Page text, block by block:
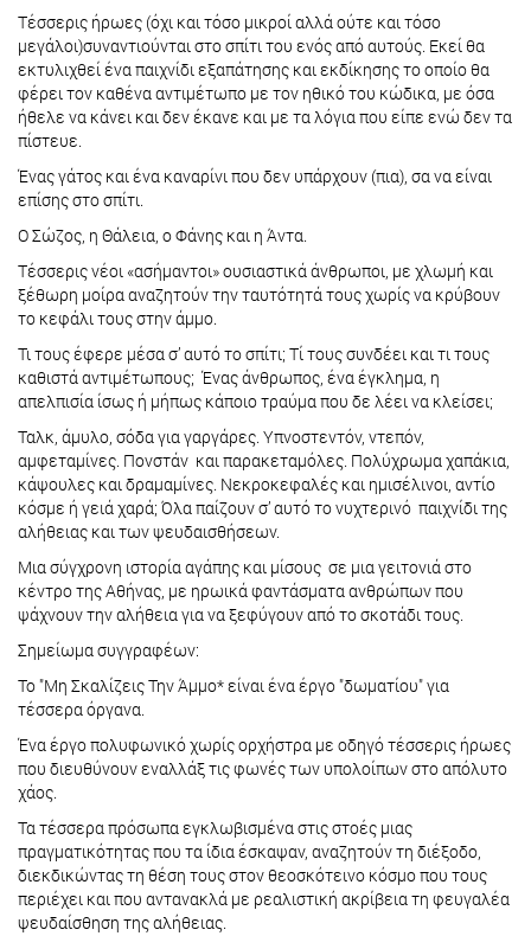
Τέσσερις ήρωες (όχι και τόσο μικροί αλλά ούτε και τόσο
μεγάλοι)συναντιούνται στο σπίτι του ενός από αυτούς. Εκεί θα
εκτυλιχθεί ένα παιχνίδι εξαπάτησης και εκδίκησης το οποίο θα
φέρει τον καθένα αντιμέτωπο με τον ηθικό του κώδικα, με όσα
ήθελε να κάνει και δεν έκανε και με τα λόγια που είπε ενώ δεν τα
πίστευε.
Ένας γάτος και ένα καναρίνι που δεν υπάρχουν (πια), σα να είναι
επίσης στο σπίτι.
Ο Σώζος, η Θάλεια, ο Φάνης και η Άντα.
Τέσσερις νέοι «ασήμαντοι» ουσιαστικά άνθρωποι, με χλωμή και
ξέθωρη μοίρα αναζητούν την ταυτότητά τους χωρίς να κρύβουν
το κεφάλι τους στην άμμο.
Τι τους έφερε μέσα σ’ αυτό το σπίτι; Τί τους συνδέει και τι τους
καθιστά αντιμέτωπους; Ένας άνθρωπος, ένα έγκλημα, η
απελπισία ίσως ή μήπως κάποιο τραύμα που δε λέει να κλείσει;
Ταλκ, άμυλο, σόδα για γαργάρες. Υπνοστεντόν, ντεπόν,
αμφεταμίνες. Πονστάν και παρακεταμόλες. Πολύχρωμα χαπάκια,
κάψουλες και δραμαμίνες. Νεκροκεφαλές και ημισέλινοι, αντίο
κόσμε ή γειά χαρά; Όλα παίζουν σ’ αυτό το νυχτερινό παιχνίδι της
αλήθειας και των ψευδαισθήσεων.
Μια σύγχρονη ιστορία αγάπης και μίσους σε μια γειτονιά στο
κέντρο της Αθήνας, με ηρωικά φαντάσματα ανθρώπων που
ψάχνουν την αλήθεια για να ξεφύγουν από το σκοτάδι τους.
Σημείωμα συγγραφέων:
Το "Μη Σκαλίζεις Την Άμμο* είναι ένα έργο "δωματίου" για
τέσσερα όργανα.
Ένα έργο πολυφωνικό χωρίς ορχήστρα με οδηγό τέσσερις ήρωες
που διευθύνουν εναλλάξ τις φωνές των υπολοίπων στο απόλυτο
χάος.
Τα τέσσερα πρόσωπα εγκλωβισμένα στις στοές μιας
πραγματικότητας που τα ίδια έσκαψαν, αναζητούν τη διέξοδο,
διεκδικώντας τη θέση τους στον θεοσκότεινο κόσμο που τους
περιέχει και που αντανακλά με ρεαλιστική ακρίβεια τη φευγαλέα
ψευδαίσθηση της αλήθειας.